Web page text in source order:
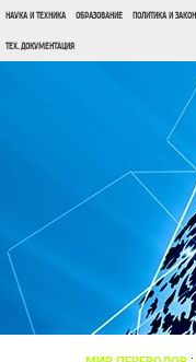
НАУКА И ТЕХНИКА ОБРАЗОВАНИЕ ПОЛИТИКА И ЗАКОН
ТЕХ. ДОКУМЕНТАЦИЯ